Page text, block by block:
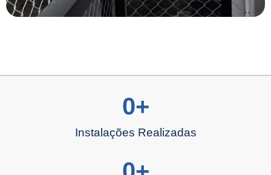
Instalações Realizadas
0+